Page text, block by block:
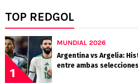
TOP REDGOL
1
MUNDIAL 2026
Argentina vs Argelia:
entre ambas selecciones